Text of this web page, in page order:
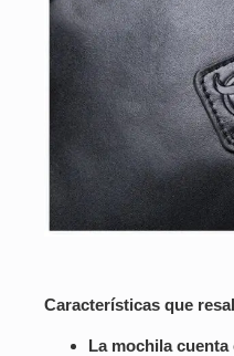
Características que
La mochila